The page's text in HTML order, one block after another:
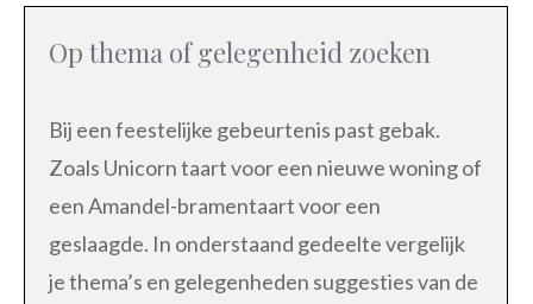
Op thema of gelegenheid zoeken
Bij een feestelijke gebeurtenis past gebak.
Zoals Unicorn taart voor een nieuwe woning of
een Amandel-bramentaart voor een
geslaagde. In onderstaand gedeelte vergelijk
je thema’s en gelegenheden suggesties van de